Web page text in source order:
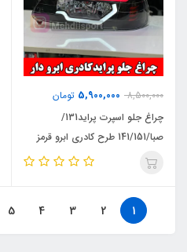
8,500,000
5,900,000 تومان
چراغ جلو اسپرت پراید131/
صبا/141/151 طرح کادری ابرو قرمز
1
2
3
4
5